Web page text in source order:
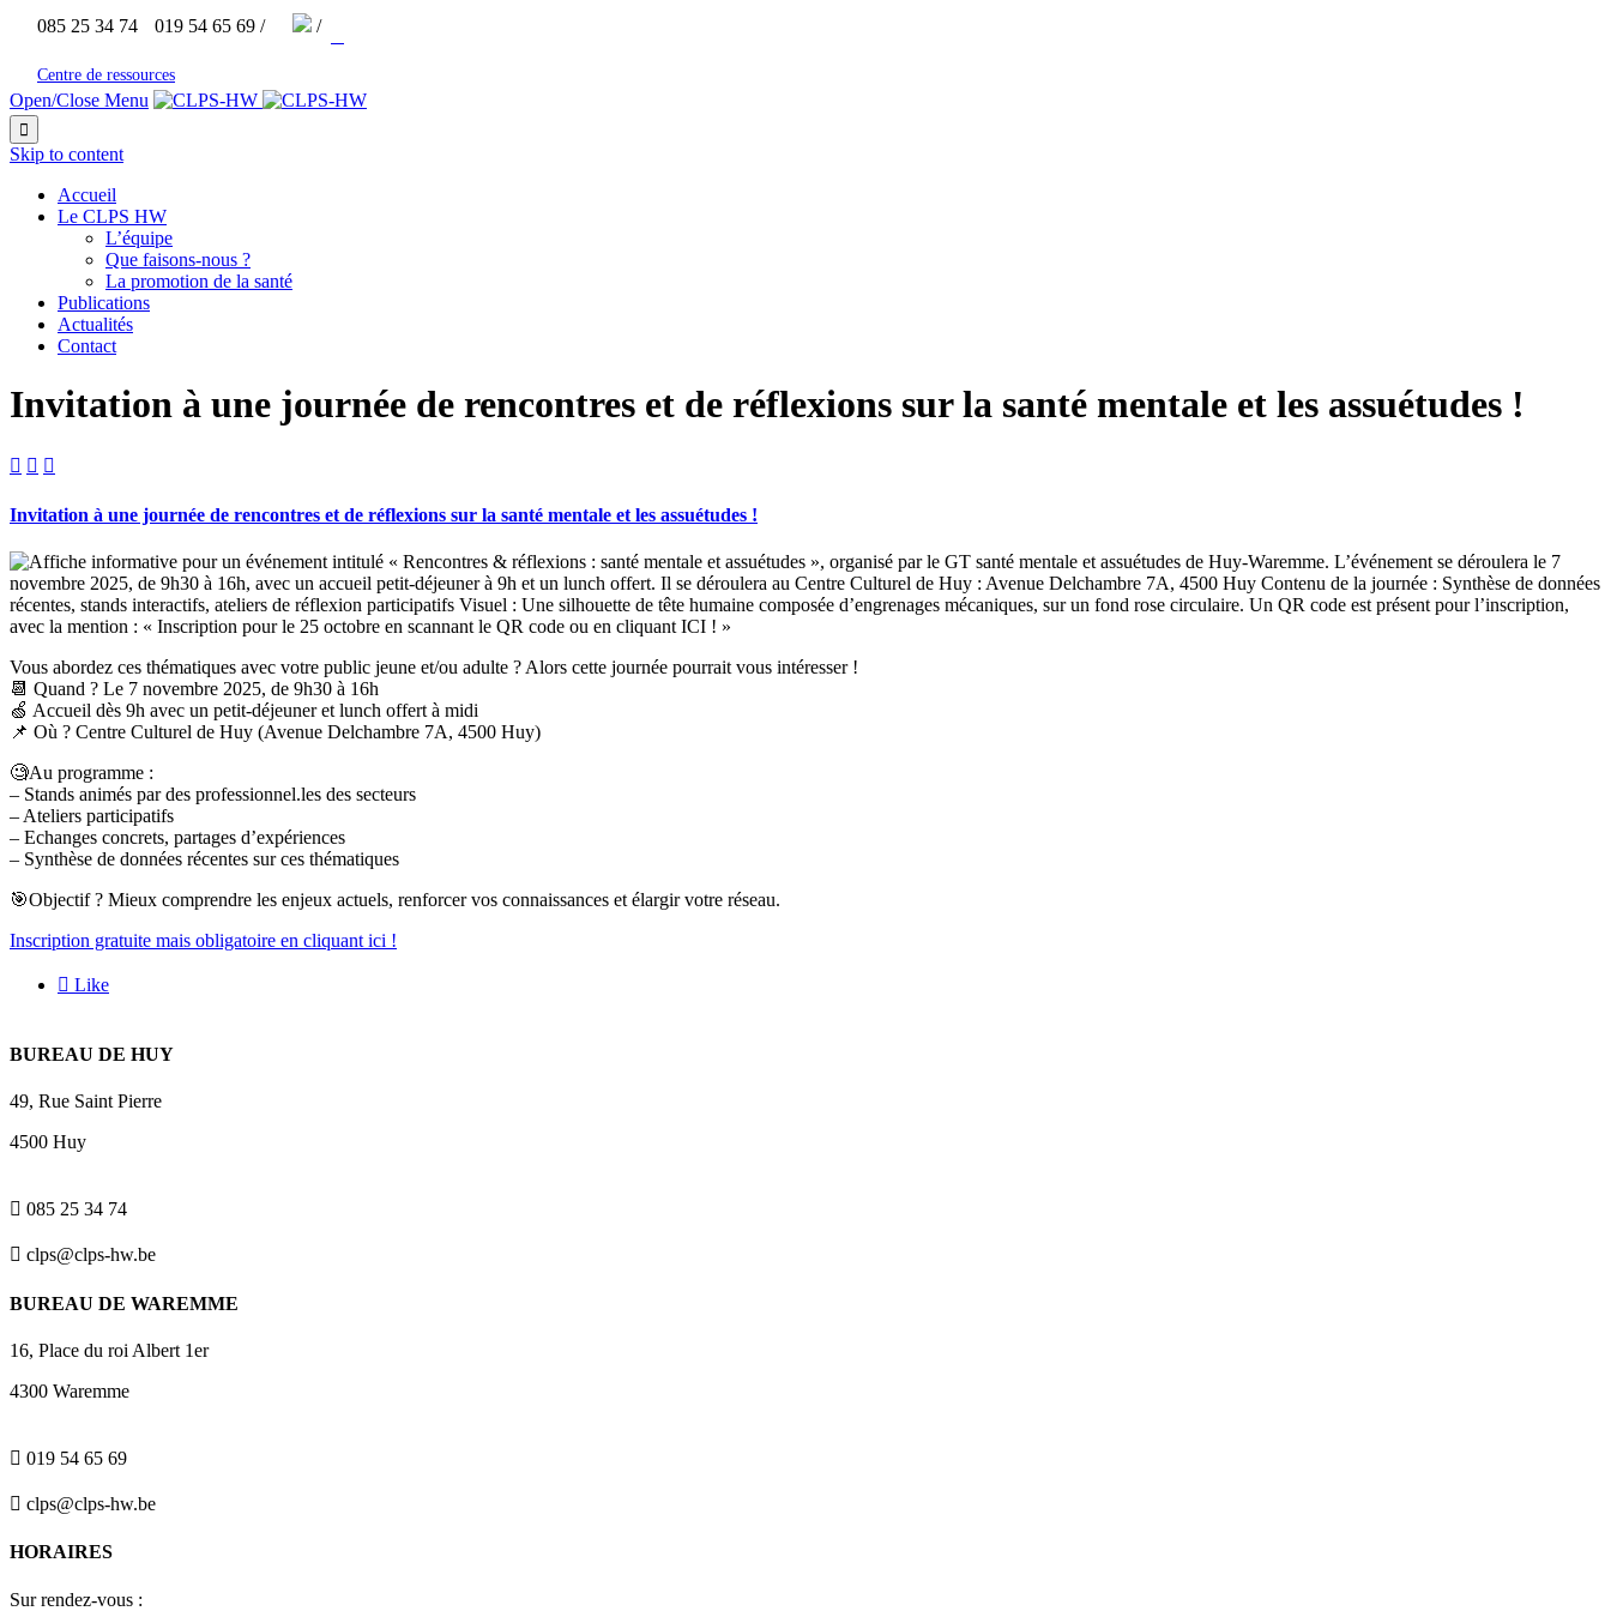
085 25 34 74 019 54 65 69 / /
Centre de ressources
Open/Close Menu

Skip to content
Accueil
Le CLPS HW
L’équipe
Que faisons-nous ?
La promotion de la santé
Publications
Actualités
Contact
Invitation à une journée de rencontres et de réflexions sur la santé mentale et les assuétudes !
  
Invitation à une journée de rencontres et de réflexions sur la santé mentale et les assuétudes !
Vous abordez ces thématiques avec votre public jeune et/ou adulte ? Alors cette journée pourrait vous intéresser !
📆 Quand ? Le 7 novembre 2025, de 9h30 à 16h
🍏 Accueil dès 9h avec un petit-déjeuner et lunch offert à midi
📌 Où ? Centre Culturel de Huy (Avenue Delchambre 7A, 4500 Huy)
🧐Au programme :
– Stands animés par des professionnel.les des secteurs
– Ateliers participatifs
– Echanges concrets, partages d’expériences
– Synthèse de données récentes sur ces thématiques
🎯Objectif ? Mieux comprendre les enjeux actuels, renforcer vos connaissances et élargir votre réseau.
Inscription gratuite mais obligatoire en cliquant ici !
 Like
BUREAU DE HUY
49, Rue Saint Pierre
4500 Huy
 085 25 34 74
 clps@clps-hw.be
BUREAU DE WAREMME
16, Place du roi Albert 1er
4300 Waremme
 019 54 65 69
 clps@clps-hw.be
HORAIRES
Sur rendez-vous :